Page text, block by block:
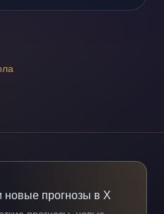
новые прогнозы в X